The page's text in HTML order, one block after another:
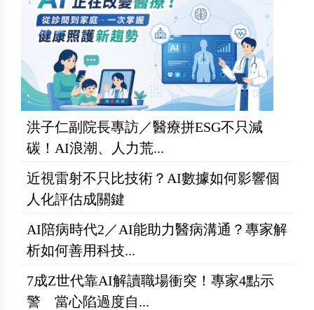
洪子仁副院長專訪／醫療拼ESG不只減
碳！AI浪潮、人力荒...
近視雷射不只比技術？AI數據如何影響個
人化評估成關鍵
AI陪病時代2／AI能助力醫病溝通？專家解
析如何善用科技...
7成Z世代靠AI解讀職場衝突！專家4點示
警 當心陷過度自...